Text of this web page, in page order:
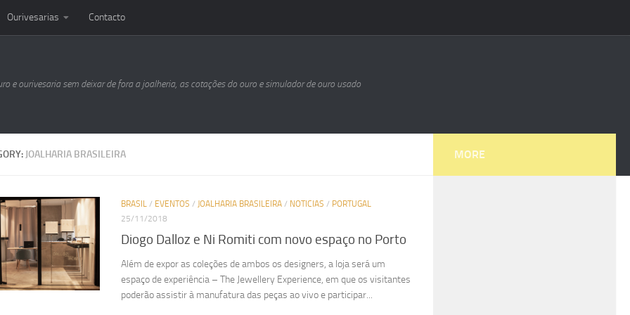
Ourivesarias Contacto
e ourivesaria sem deixar de fora a joalheria, as cotações do ouro e simulador de ouro usado
JOALHARIA BRASILEIRA
BRASIL / EVENTOS / JOALHARIA BRASILEIRA / NOTICIAS / PORTUGAL
25/11/2018
Diogo Dalloz e Ni Romiti com novo espaço no Porto
Além de expor as coleções de ambos os designers, a loja será um
espaço de experiência – The Jewellery Experience, em que os visitantes
poderão assistir à manufatura das peças ao vivo e participar...
MORE